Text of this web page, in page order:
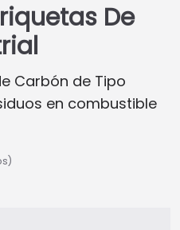
De
Carbón de Tipo
en combustible